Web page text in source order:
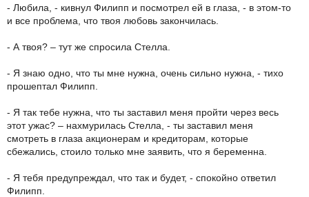
- Любила, - кивнул Филипп и посмотрел ей в глаза, - в этом-то
и все проблема, что твоя любовь закончилась.
- А твоя? – тут же спросила Стелла.
- Я знаю одно, что ты мне нужна, очень сильно нужна, - тихо
прошептал Филипп.
- Я так тебе нужна, что ты заставил меня пройти через весь
этот ужас? – нахмурилась Стелла, - ты заставил меня
смотреть в глаза акционерам и кредиторам, которые
сбежались, стоило только мне заявить, что я беременна.
- Я тебя предупреждал, что так и будет, - спокойно ответил
Филипп.